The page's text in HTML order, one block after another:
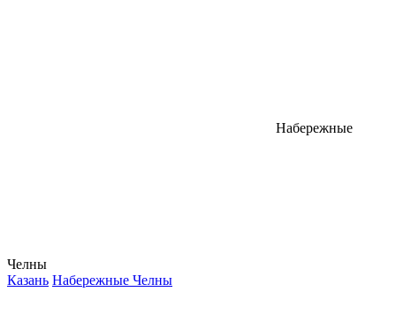
Набережные
Челны
Казань Набережные Челны